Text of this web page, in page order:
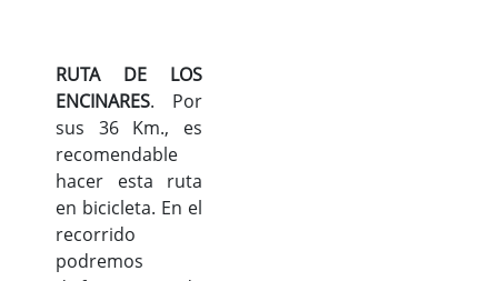
RUTA DE LOS
ENCINARES. Por
sus 36 Km., es
recomendable
hacer esta ruta
en bicicleta. En el
recorrido
podremos